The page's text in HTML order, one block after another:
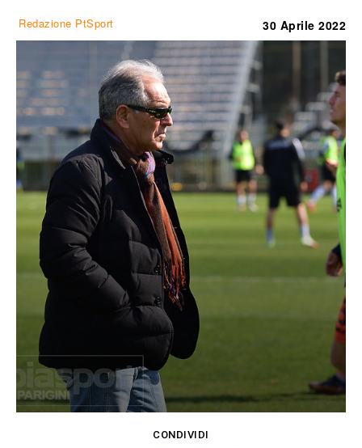
Redazione PtSport 30 Aprile 2022
CONDIVIDI